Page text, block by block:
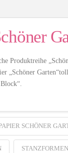
Produktreihe
„Schöner
im Block“.
SCHÖNER